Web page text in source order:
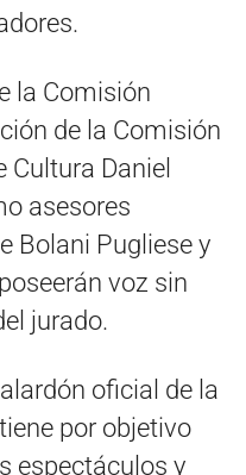
la Comisión
de la Comisión
Cultura Daniel
asesores
Bolani Pugliese y
voz sin
jurado.
oficial de la
por objetivo
espectáculos y